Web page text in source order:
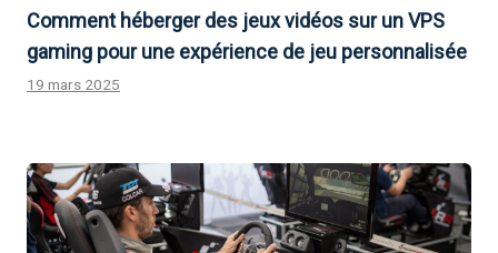
Comment héberger des jeux vidéos sur un VPS
gaming pour une expérience de jeu personnalisée
19 mars 2025